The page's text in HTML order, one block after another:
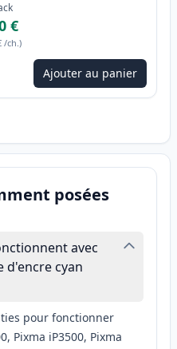
€
/ch.)
Ajouter au panier
posées
avec
d'encre cyan
pour fonctionner
Pixma iP3500, Pixma